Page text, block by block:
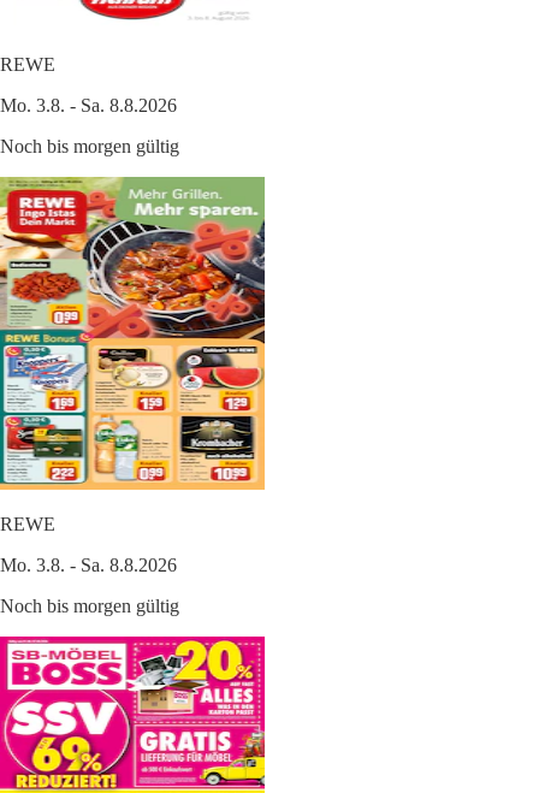
REWE
Mo. 3.8. - Sa. 8.8.2026
Noch bis morgen gültig
REWE
Mo. 3.8. - Sa. 8.8.2026
Noch bis morgen gültig